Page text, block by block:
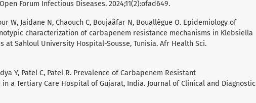
Forum Infectious Diseases. 2024;11(2):ofad649.
W, Jaidane N, Chaouch C, Boujaâfar N, Bouallègue O. Epidemiology of
characterization of carbapenem resistance mechanisms in Klebsiella
at Sahloul University Hospital-Sousse, Tunisia. Afr Health Sci.
Y, Patel C, Patel R. Prevalence of Carbapenem Resistant
a Tertiary Care Hospital of Gujarat, India. Journal of Clinical and Diagnostic